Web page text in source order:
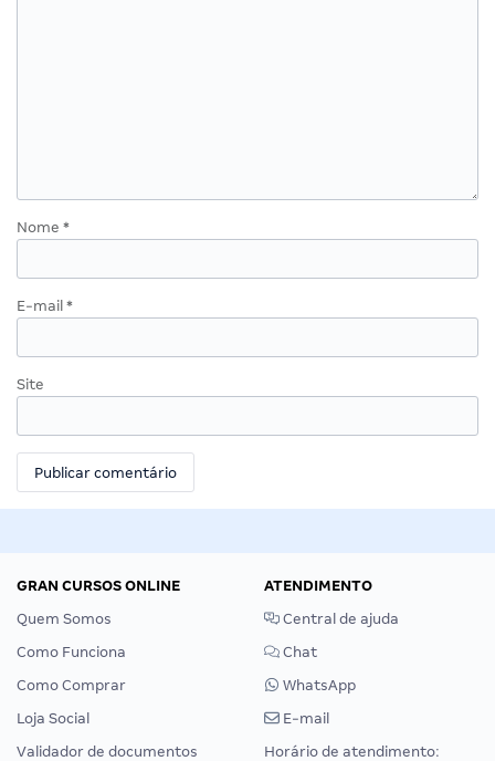
Nome *
E-mail *
Site
GRAN CURSOS ONLINE
Quem Somos
Como Funciona
Como Comprar
Loja Social
Validador de documentos
ATENDIMENTO
Central de ajuda
Chat
WhatsApp
E-mail
Horário de atendimento: